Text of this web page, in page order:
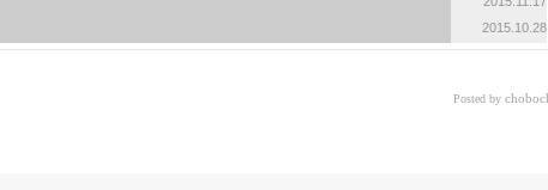
2015.10.28
Posted by